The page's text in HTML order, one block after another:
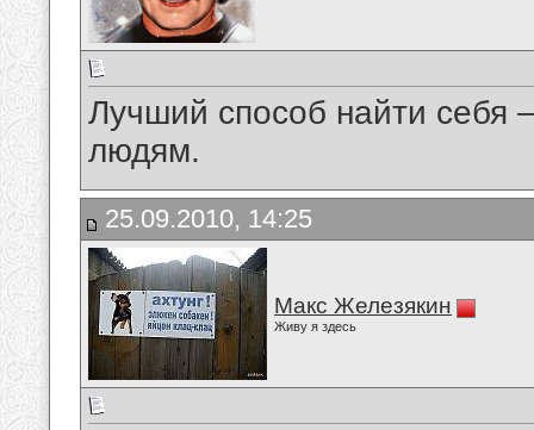
Лучший способ найти себя
людям.
25.09.2010, 14:25
Макс Железякин
Живу я здесь